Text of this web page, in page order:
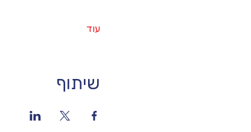
עוד
שיתוף